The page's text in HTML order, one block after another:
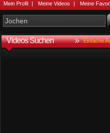
Mein Profil | Meine Videos | Meine
Videos Suchen Einfache